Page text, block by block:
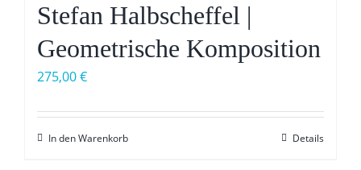
Stefan Halbscheffel |
Geometrische Komposition
275,00€
In den Warenkorb Details